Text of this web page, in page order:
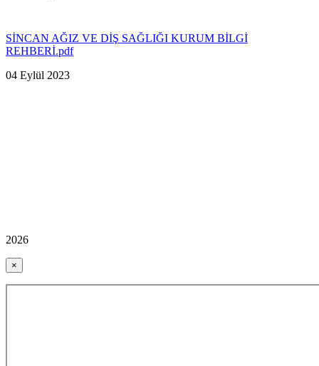
SİNCAN AĞIZ VE DİŞ SAĞLIĞI KURUM BİLGİ
REHBERİ.pdf
04 Eylül 2023
2026
×